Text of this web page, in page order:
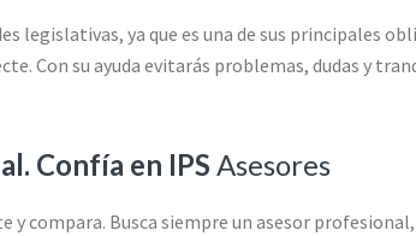
legislativas, ya que es una de sus principales
Con su ayuda evitarás problemas, dudas y
Confía en IPS Asesores
y compara. Busca siempre un asesor